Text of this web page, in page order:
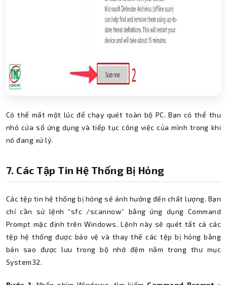
Có thể mất một lúc để chạy quét toàn bộ PC. Bạn có thể thu
nhỏ cửa sổ ứng dụng và tiếp tục công việc của mình trong khi
nó đang xử lý.
7. Các Tập Tin Hệ Thống Bị Hỏng
Các tệp tin hệ thống bị hỏng sẽ ảnh hưởng đến chất lượng. Bạn
chỉ cần sử lệnh “sfc /scannow” bằng ứng dụng Command
Prompt mặc định trên Windows. Lệnh này sẽ quét tất cả các
tệp hệ thống được bảo vệ và thay thế các tệp bị hỏng bằng
bản sao được lưu trong bộ nhớ đệm nằm trong thư mục
System32.